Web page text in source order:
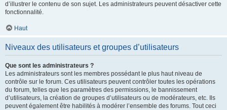
d’illustrer le contenu de son sujet. Les administrateurs peuvent désactiver cette
fonctionnalité.
Haut
Niveaux des utilisateurs et groupes d’utilisateurs
Que sont les administrateurs ?
Les administrateurs sont les membres possédant le plus haut niveau de
contrôle sur le forum. Ces utilisateurs peuvent contrôler toutes les opérations
du forum, telles que les paramètres des permissions, le bannissement
d’utilisateurs, la création de groupes d’utilisateurs ou de modérateurs, etc. Ils
peuvent également être habilités à modérer l’ensemble des forums. Tout ceci